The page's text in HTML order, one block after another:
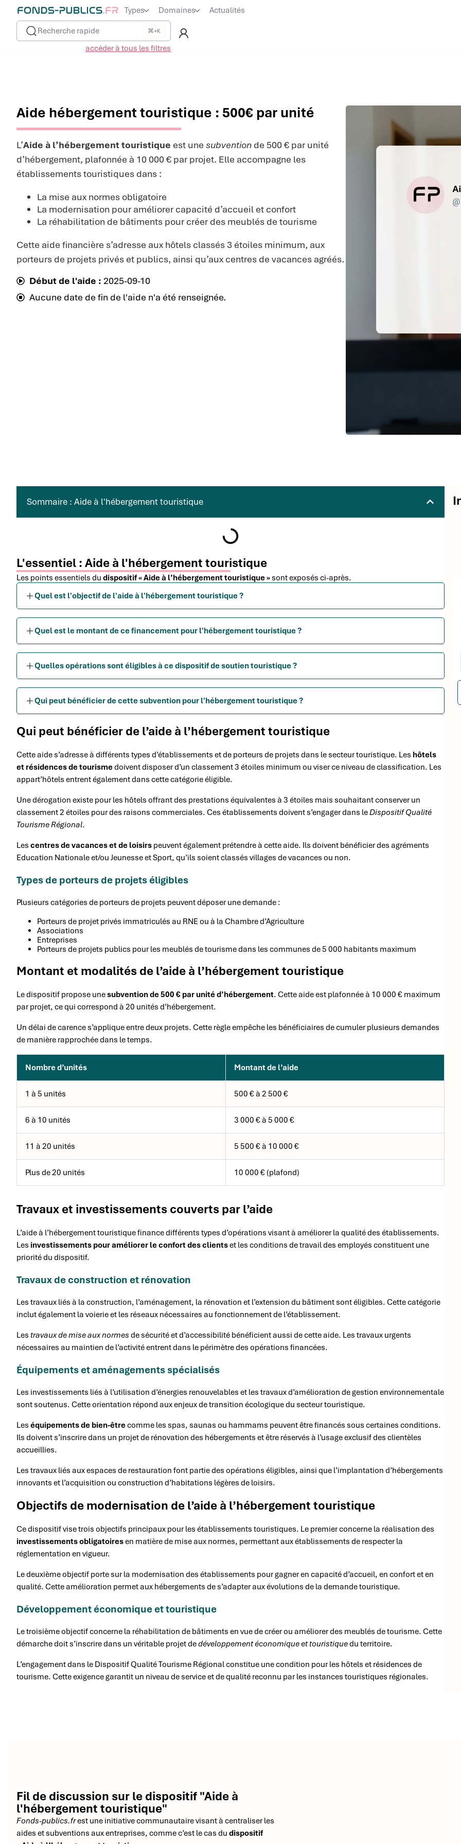
Types Domaines
Actualités
Recherche rapide
⌘+K
accéder à tous les filtres
Aide hébergement touristique : 500€ par unité
L’Aide à l’hébergement touristique est une subvention de 500 € par unité
d’hébergement, plafonnée à 10 000 € par projet. Elle accompagne les
établissements touristiques dans :
La mise aux normes obligatoire
La modernisation pour améliorer capacité d’accueil et confort
La réhabilitation de bâtiments pour créer des meublés de tourisme
Cette aide financière s’adresse aux hôtels classés 3 étoiles minimum, aux
porteurs de projets privés et publics, ainsi qu’aux centres de vacances agréés.
Début de l'aide : 2025-09-10
Aucune date de fin de l'aide n'a été renseignée.
Sommaire : Aide à l'hébergement touristique
L'essentiel : Aide à l'hébergement touristique
Les points essentiels du dispositif « Aide à l’hébergement touristique » sont exposés ci-après.
Quel est l'objectif de l'aide à l'hébergement touristique ?
Quel est le montant de ce financement pour l'hébergement touristique ?
Quelles opérations sont éligibles à ce dispositif de soutien touristique ?
Qui peut bénéficier de cette subvention pour l'hébergement touristique ?
Qui peut bénéficier de l’aide à l’hébergement touristique
Cette aide s’adresse à différents types d’établissements et de porteurs de projets dans le secteur touristique. Les hôtels
et résidences de tourismedoivent disposer d’un classement 3 étoiles minimum ou viser ce niveau de classification. Les
appart’hôtels entrent également dans cette catégorie éligible.
Une dérogation existe pour les hôtels offrant des prestations équivalentes à 3 étoiles mais souhaitant conserver un
classement 2 étoiles pour des raisons commerciales. Ces établissements doivent s’engager dans leDispositif Qualité
Tourisme Régional.
Les centres de vacances et de loisirs peuvent également prétendre à cette aide. Ils doivent bénéficier des agréments
Education Nationale et/ou Jeunesse et Sport, qu’ils soient classés villages de vacances ou non.
Types de porteurs de projets éligibles
Plusieurs catégories de porteurs de projets peuvent déposer une demande :
Porteurs de projet privés immatriculés au RNE ou à la Chambre d’Agriculture
Associations
Entreprises
Porteurs de projets publics pour les meublés de tourisme dans les communes de 5 000 habitants maximum
Montant et modalités de l’aide à l’hébergement touristique
Le dispositif propose unesubvention de 500 € par unité d’hébergement. Cette aide est plafonnée à 10 000 € maximum
par projet, ce qui correspond à 20 unités d’hébergement.
Un délai de carence s’applique entre deux projets. Cette règle empêche les bénéficiaires de cumuler plusieurs demandes
de manière rapprochée dans le temps.
Nombre d’unités Montant de l’aide
1 à 5 unités 500 € à 2 500 €
6 à 10 unités 3 000 € à 5 000 €
11 à 20 unités 5 500 € à 10 000 €
Plus de 20 unités 10 000 € (plafond)
Travaux et investissements couverts par l’aide
L’aide à l’hébergement touristique finance différents types d’opérations visant à améliorer la qualité des établissements.
Les investissements pour améliorer le confort des clientset les conditions de travail des employés constituent une
priorité du dispositif.
Travaux de construction et rénovation
Les travaux liés à la construction, l’aménagement, la rénovation et l’extension du bâtiment sont éligibles. Cette catégorie
inclut également la voierie et les réseaux nécessaires au fonctionnement de l’établissement.
Les travaux de mise aux normes de sécurité et d’accessibilité bénéficient aussi de cette aide. Les travaux urgents
nécessaires au maintien de l’activité entrent dans le périmètre des opérations financées.
Équipements et aménagements spécialisés
Les investissements liés à l’utilisation d’énergies renouvelables et les travaux d’amélioration de gestion environnementale
sont soutenus. Cette orientation répond aux enjeux de transition écologique du secteur touristique.
Les équipements de bien-êtrecomme les spas, saunas ou hammams peuvent être financés sous certaines conditions.
Ils doivent s’inscrire dans un projet de rénovation des hébergements et être réservés à l’usage exclusif des clientèles
accueillies.
Les travaux liés aux espaces de restauration font partie des opérations éligibles, ainsi que l’implantation d’hébergements
innovants et l’acquisition ou construction d’habitations légères de loisirs.
Objectifs de modernisation de l’aide à l’hébergement touristique
Ce dispositif vise trois objectifs principaux pour les établissements touristiques. Le premier concerne la réalisation des
investissements obligatoiresen matière de mise aux normes, permettant aux établissements de respecter la
réglementation en vigueur.
Le deuxième objectif porte sur la modernisation des établissements pour gagner en capacité d’accueil, en confort et en
qualité. Cette amélioration permet aux hébergements de s’adapter aux évolutions de la demande touristique.
Développement économique et touristique
Le troisième objectif concerne la réhabilitation de bâtiments en vue de créer ou améliorer des meublés de tourisme. Cette
démarche doit s’inscrire dans un véritable projet dedéveloppement économique et touristiquedu territoire.
L’engagement dans le Dispositif Qualité Tourisme Régional constitue une condition pour les hôtels et résidences de
tourisme. Cette exigence garantit un niveau de service et de qualité reconnu par les instances touristiques régionales.
Fil de discussion sur le dispositif "Aide à
l'hébergement touristique"
Fonds-publics.frest une initiative communautaire visant à centraliser les
aides et subventions aux entreprises, comme c’est le cas du dispositif